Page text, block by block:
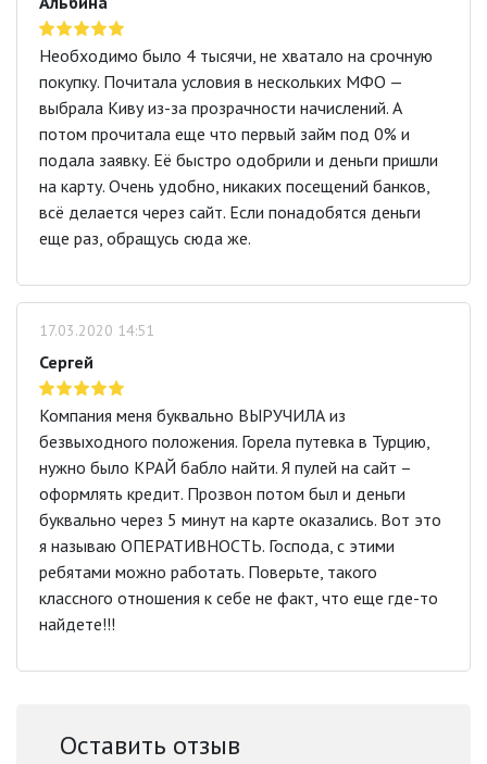
Необходимо было 4 тысячи, не хватало на срочную
покупку. Почитала условия в нескольких МФО —
выбрала Киву из-за прозрачности начислений. А
потом прочитала еще что первый займ под 0% и
подала заявку. Её быстро одобрили и деньги пришли
на карту. Очень удобно, никаких посещений банков,
всё делается через сайт. Если понадобятся деньги
еще раз, обращусь сюда же.
17.03.2020 14:51
Сергей
Компания меня буквально ВЫРУЧИЛА из
безвыходного положения. Горела путевка в Турцию,
нужно было КРАЙ бабло найти. Я пулей на сайт –
оформлять кредит. Прозвон потом был и деньги
буквально через 5 минут на карте оказались. Вот это
я называю ОПЕРАТИВНОСТЬ. Господа, с этими
ребятами можно работать. Поверьте, такого
классного отношения к себе не факт, что еще где-то
найдете!!!
Оставить отзыв